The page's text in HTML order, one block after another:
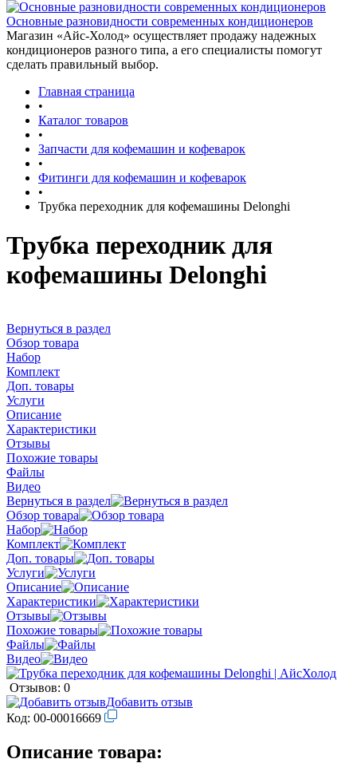
Основные разновидности современных кондиционеров
Магазин «Айс-Холод» осуществляет продажу надежных
кондиционеров разного типа, а его специалисты помогут
сделать правильный выбор.
Главная страница
•
Каталог товаров
•
Запчасти для кофемашин и кофеварок
•
Фитинги для кофемашин и кофеварок
•
Трубка переходник для кофемашины Delonghi
Трубка переходник для
кофемашины Delonghi
Вернуться в раздел
Обзор товара
Набор
Комплект
Доп. товары
Услуги
Описание
Характеристики
Отзывы
Похожие товары
Файлы
Видео
Вернуться в раздел
Обзор товара
Набор
Комплект
Доп. товары
Услуги
Описание
Характеристики
Отзывы
Похожие товары
Файлы
Видео
Отзывов: 0
Добавить отзыв
Код: 00-00016669
Описание товара: